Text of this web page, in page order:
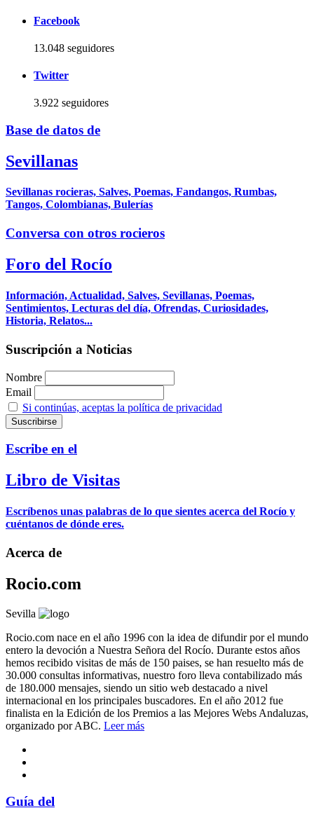
Facebook
13.048 seguidores
Twitter
3.922 seguidores
Base de datos de
Sevillanas
Sevillanas rocieras, Salves, Poemas, Fandangos, Rumbas,
Tangos, Colombianas, Bulerías
Conversa con otros rocieros
Foro del Rocío
Información, Actualidad, Salves, Sevillanas, Poemas,
Sentimientos, Lecturas del día, Ofrendas, Curiosidades,
Historia, Relatos...
Suscripción a Noticias
Nombre
Email
Si continúas, aceptas la política de privacidad
Escribe en el
Libro de Visitas
Escríbenos unas palabras de lo que sientes acerca del Rocío y
cuéntanos de dónde eres.
Acerca de
Rocio.com
Sevilla
Rocio.com nace en el año 1996 con la idea de difundir por el mundo
entero la devoción a Nuestra Señora del Rocío. Durante estos años
hemos recibido visitas de más de 150 paises, se han resuelto más de
30.000 consultas informativas, nuestro foro lleva contabilizado más
de 180.000 mensajes, siendo un sitio web destacado a nivel
internacional en los principales buscadores. En el año 2012 fue
finalista en la Edición de los Premios a las Mejores Webs Andaluzas,
organizado por ABC. Leer más
Guía del